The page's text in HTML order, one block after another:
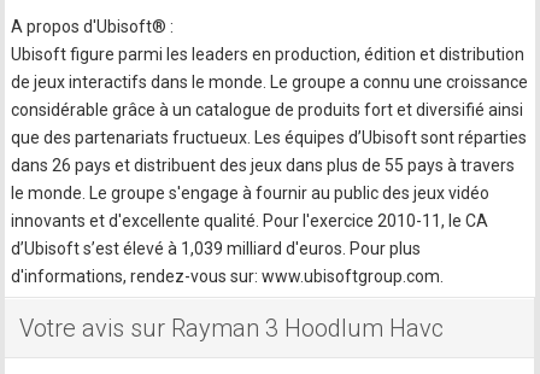
A propos d'Ubisoft® :
Ubisoft figure parmi les leaders en production, édition et distribution
de jeux interactifs dans le monde. Le groupe a connu une croissance
considérable grâce à un catalogue de produits fort et diversifié ainsi
que des partenariats fructueux. Les équipes d’Ubisoft sont réparties
dans 26 pays et distribuent des jeux dans plus de 55 pays à travers
le monde. Le groupe s'engage à fournir au public des jeux vidéo
innovants et d'excellente qualité. Pour l'exercice 2010-11, le CA
d’Ubisoft s’est élevé à 1,039 milliard d'euros. Pour plus
d'informations, rendez-vous sur: www.ubisoftgroup.com.
Votre avis sur Rayman 3 Hoodlum Havc